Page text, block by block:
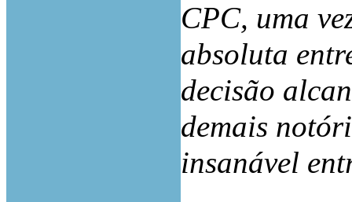
CPC, uma
absoluta
decisão
demais
insanável